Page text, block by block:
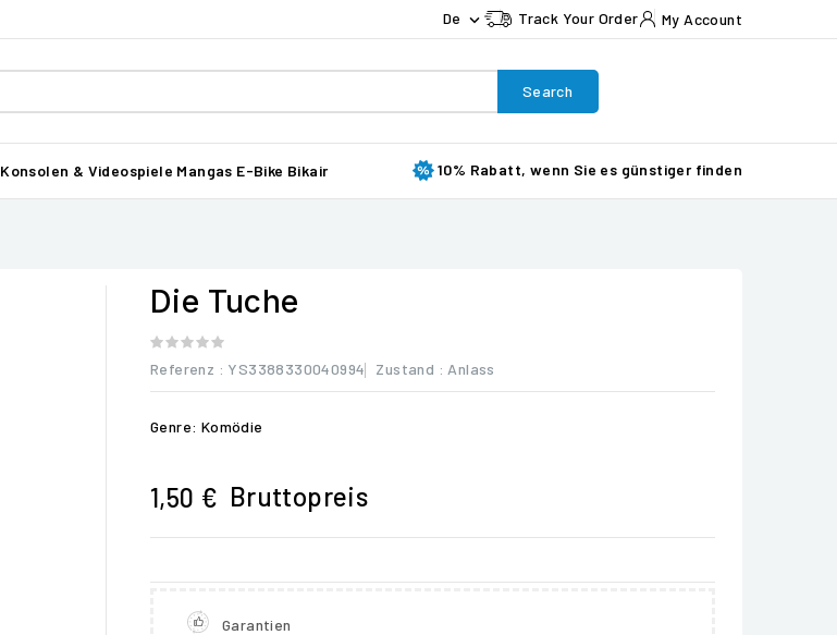
De  Track Your Order My Account
Search
Konsolen & Videospiele Mangas E-Bike Bikair 10% Rabatt, wenn Sie es günstiger finden
Die Tuche
Referenz : YS3388330040994 Zustand : Anlass
Genre: Komödie
1,50 € Bruttopreis
Garantien